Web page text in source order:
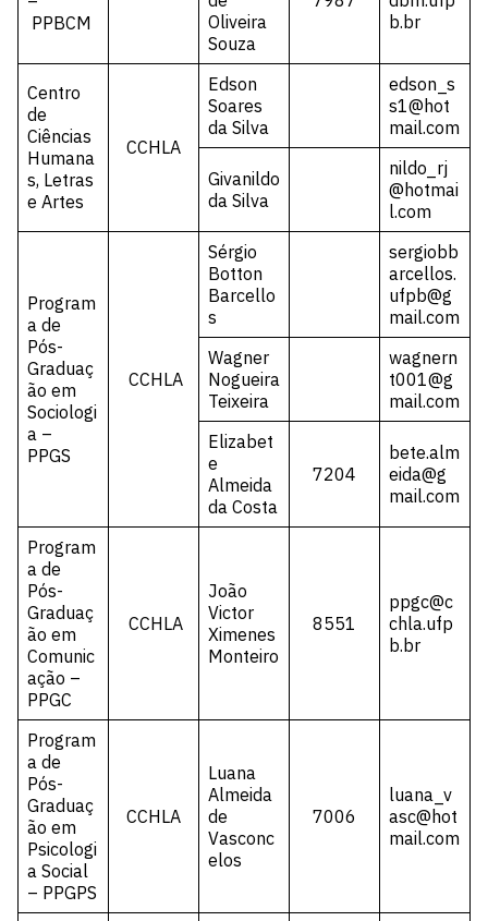
PPBCM
Oliveira
Souza
b.br
Centro
de
Ciências
Humana
s, Letras
e Artes
CCHLA
Edson
Soares
da Silva
edson_s
s1@hot
mail.com
Givanildo
da Silva
nildo_rj
@hotmai
l.com
Program
a de
Pós-
Graduaç
ão em
Sociologi
a –
PPGS
CCHLA
Sérgio
Botton
Barcello
s
sergiobb
arcellos.
ufpb@g
mail.com
Wagner
Nogueira
Teixeira
wagnern
t001@g
mail.com
Elizabet
e
Almeida
da Costa
7204
bete.alm
eida@g
mail.com
Program
a de
Pós-
Graduaç
ão em
Comunic
ação –
PPGC
CCHLA
João
Victor
Ximenes
Monteiro
8551
ppgc@c
chla.ufp
b.br
Program
a de
Pós-
Graduaç
ão em
Psicologi
a Social
– PPGPS
CCHLA
Luana
Almeida
de
Vasconc
elos
7006
luana_v
asc@hot
mail.com